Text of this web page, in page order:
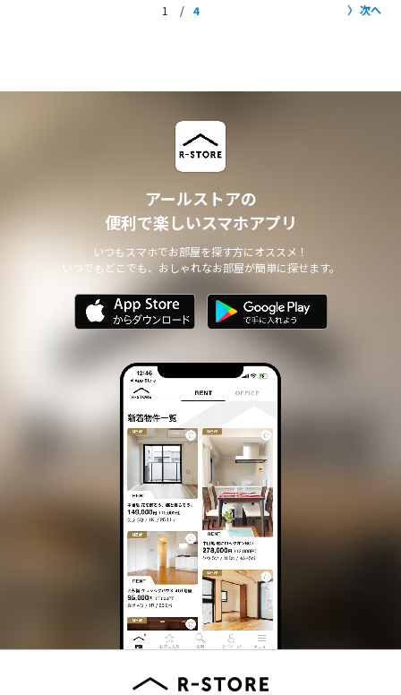
1 4 次へ
アールストアの
便利で楽しいスマホアプリ
いつもスマホでお部屋を探す方にオススメ！
いつでもどこでも、おしゃれなお部屋が簡単に探せます。